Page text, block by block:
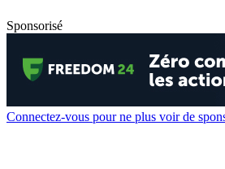
Sponsorisé
Connectez-vous pour ne plus voir de